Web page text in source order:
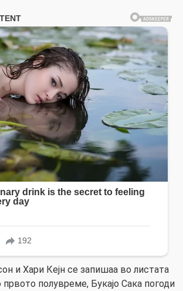
и Хари Кејн се запишаа во листата
полувреме, Букајо Сака погоди